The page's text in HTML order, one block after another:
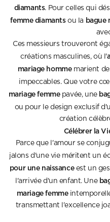
diamants. Pour celles qui
femme diamantsou la bague
Ces messieurs trouveront
créations masculines, où l'
mariage hommemarient
impeccables. Que votre
mariage femmepavée, une
ou pour le design exclusif
création
Célébrer la
Parce que l'amour se
jalons d'une vie méritent un
pour une naissanceest un
l'arrivée d'un enfant. Une
mariage femme
transmettant l'excellence